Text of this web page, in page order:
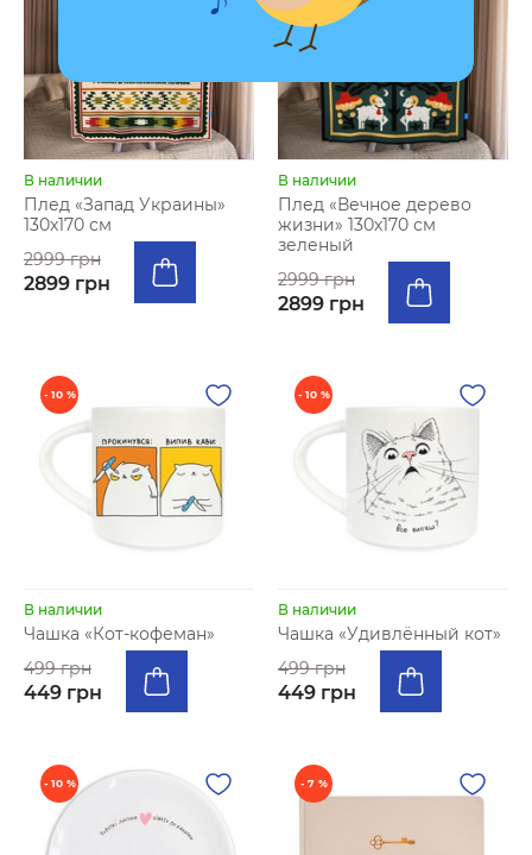
В наличии
Плед «Запад Украины»
130х170 см
2999 грн
2899 грн
В наличии
Плед «Вечное дерево
жизни» 130х170 см
зеленый
2999 грн
2899 грн
- 10 %
В наличии
Чашка «Кот-кофеман»
499 грн
449 грн
- 10 %
В наличии
Чашка «Удивлённый кот»
499 грн
449 грн
- 10 % - 7 %